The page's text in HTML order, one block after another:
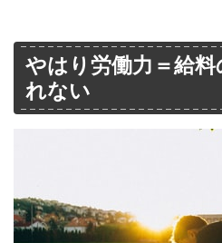
やはり労働力＝給
れない